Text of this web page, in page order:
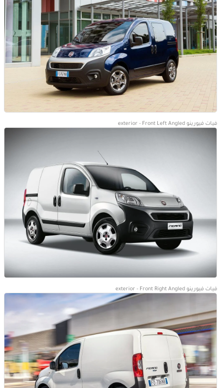
فيات فيورينو exterior - Front Left Angled
فيات فيورينو exterior - Front Right Angled